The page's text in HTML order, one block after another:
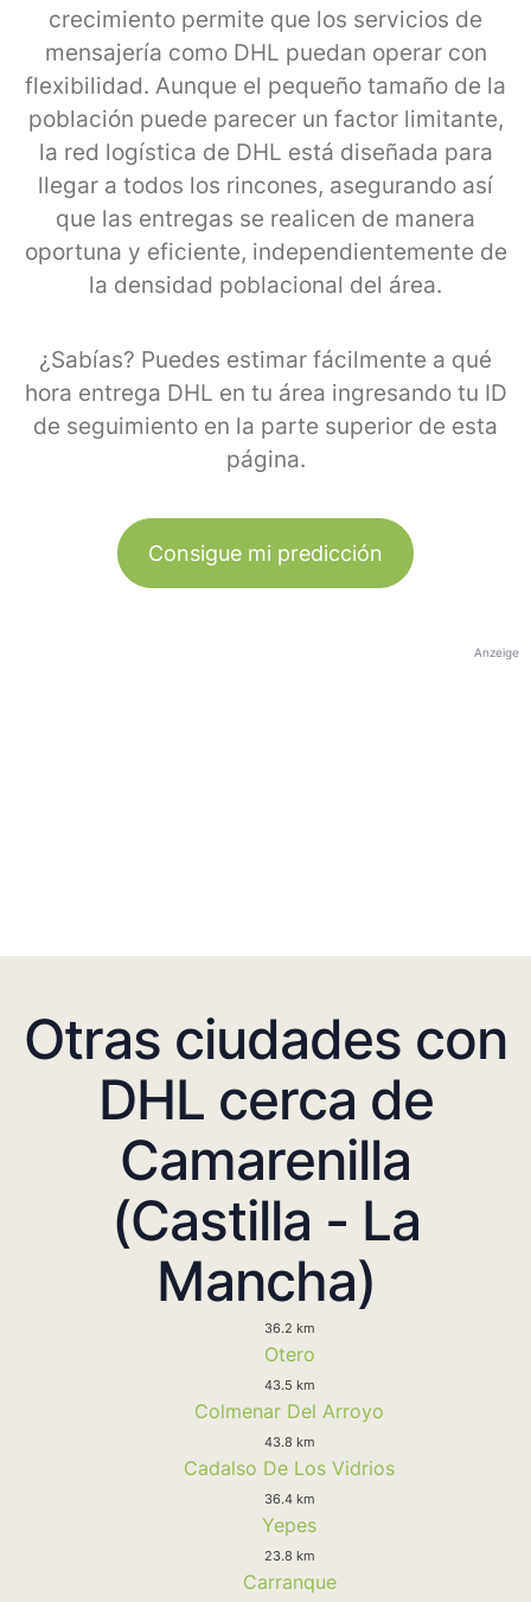
crecimiento permite que los servicios de
mensajería como DHL puedan operar con
flexibilidad. Aunque el pequeño tamaño de la
población puede parecer un factor limitante,
la red logística de DHL está diseñada para
llegar a todos los rincones, asegurando así
que las entregas se realicen de manera
oportuna y eficiente, independientemente de
la densidad poblacional del área.
¿Sabías? Puedes estimar fácilmente a qué
hora entrega DHL en tu área ingresando tu ID
de seguimiento en la parte superior de esta
página.
Consigue mi predicción
Anzeige
Otras ciudades con
DHL cerca de
Camarenilla
(Castilla - La
Mancha)
36.2 km
Otero
43.5 km
Colmenar Del Arroyo
43.8 km
Cadalso De Los Vidrios
36.4 km
Yepes
23.8 km
Carranque